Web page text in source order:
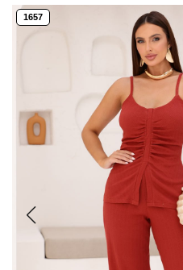
1657